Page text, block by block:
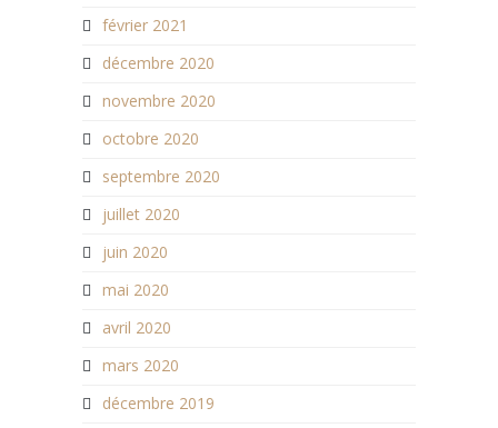
février 2021
décembre 2020
novembre 2020
octobre 2020
septembre 2020
juillet 2020
juin 2020
mai 2020
avril 2020
mars 2020
décembre 2019